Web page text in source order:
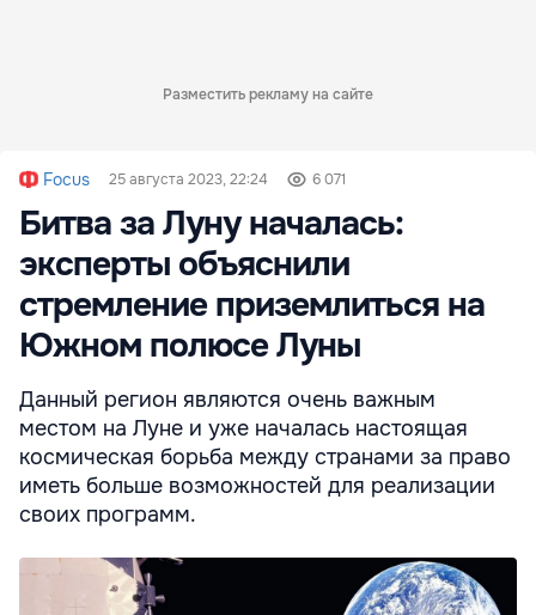
Разместить рекламу на сайте
Focus 25 августа 2023, 22:24 6 071
Битва за Луну началась:
эксперты объяснили
стремление приземлиться на
Южном полюсе Луны
Данный регион являются очень важным
местом на Луне и уже началась настоящая
космическая борьба между странами за право
иметь больше возможностей для реализации
своих программ.